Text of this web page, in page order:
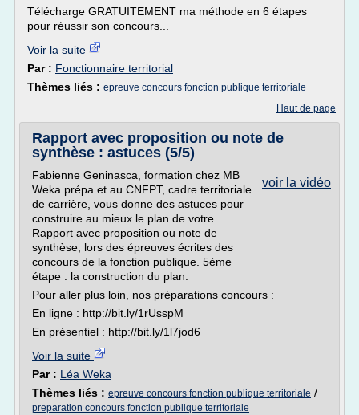
Télécharge GRATUITEMENT ma méthode en 6 étapes
pour réussir son concours...
Voir la suite
Par : Fonctionnaire territorial
Thèmes liés : epreuve concours fonction publique territoriale
Haut de page
Rapport avec proposition ou note de
synthèse : astuces (5/5)
voir la vidéo
Fabienne Geninasca, formation chez MB
Weka prépa et au CNFPT, cadre territoriale
de carrière, vous donne des astuces pour
construire au mieux le plan de votre
Rapport avec proposition ou note de
synthèse, lors des épreuves écrites des
concours de la fonction publique. 5ème
étape : la construction du plan.
Pour aller plus loin, nos préparations concours :
En ligne : http://bit.ly/1rUsspM
En présentiel : http://bit.ly/1l7jod6
Voir la suite
Par : Léa Weka
Thèmes liés : epreuve concours fonction publique territoriale /
preparation concours fonction publique territoriale